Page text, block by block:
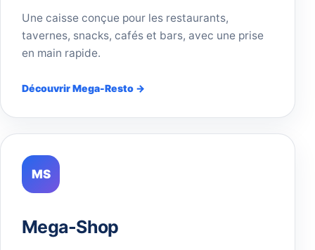
Une caisse conçue pour les restaurants,
tavernes, snacks, cafés et bars, avec une prise
en main rapide.
Découvrir Mega-Resto →
MS
Mega-Shop